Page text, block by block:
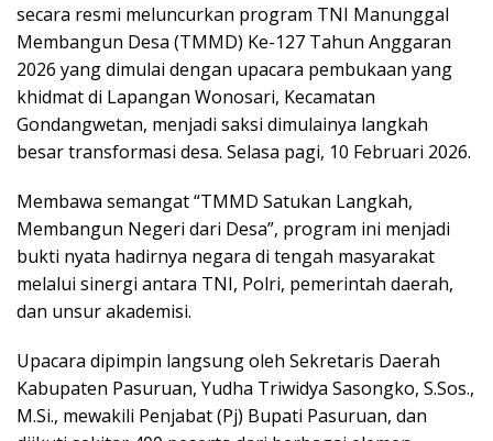
secara resmi meluncurkan program TNI Manunggal
Membangun Desa (TMMD) Ke-127 Tahun Anggaran
2026 yang dimulai dengan upacara pembukaan yang
khidmat di Lapangan Wonosari, Kecamatan
Gondangwetan, menjadi saksi dimulainya langkah
besar transformasi desa. Selasa pagi, 10 Februari 2026.
Membawa semangat “TMMD Satukan Langkah,
Membangun Negeri dari Desa”, program ini menjadi
bukti nyata hadirnya negara di tengah masyarakat
melalui sinergi antara TNI, Polri, pemerintah daerah,
dan unsur akademisi.
Upacara dipimpin langsung oleh Sekretaris Daerah
Kabupaten Pasuruan, Yudha Triwidya Sasongko, S.Sos.,
M.Si., mewakili Penjabat (Pj) Bupati Pasuruan, dan